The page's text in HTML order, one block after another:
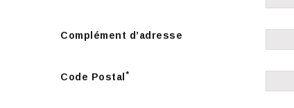
Complément d’adresse
Code Postal *